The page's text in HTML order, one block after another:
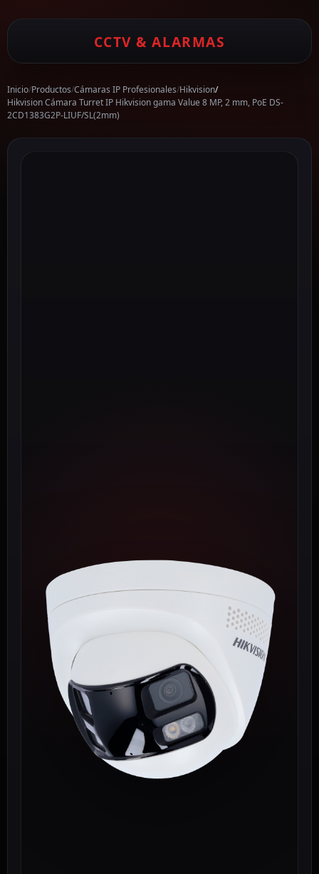
CCTV & ALARMAS
Inicio/Productos/Cámaras IP Profesionales/Hikvision/
Hikvision Cámara Turret IP Hikvision gama Value 8 MP, 2 mm, PoE DS-
2CD1383G2P-LIUF/SL(2mm)